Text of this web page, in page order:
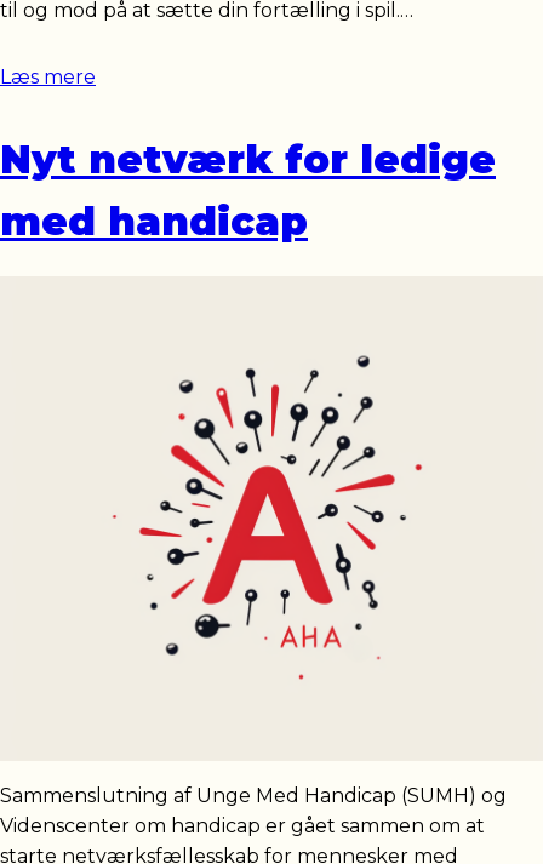
til og mod på at sætte din fortælling i spil.…
Læs mere
Nyt netværk for ledige
med handicap
Sammenslutning af Unge Med Handicap (SUMH) og
Videnscenter om handicap er gået sammen om at
starte netværksfællesskab for mennesker med